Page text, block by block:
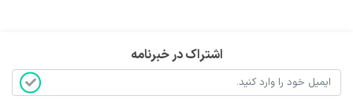
اشتراک در خبرنامه